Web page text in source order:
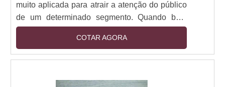
muito aplicada para atrair a atenção do público
de um determinado segmento. Quando bem
planejados e executados, os banners são muito
eficientes e possuem um valor extremamente
acessível, gerando uma excelente relação entre
comercial é utilizado por
COTAR AGORA